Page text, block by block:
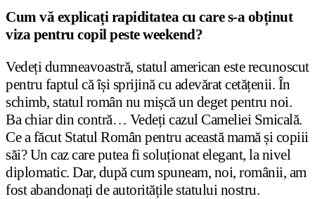
Cum vă explicați rapiditatea cu care s-a obținut
viza pentru copil peste weekend?
Vedeți dumneavoastră, statul american este recunoscut
pentru faptul că își sprijină cu adevărat cetățenii. În
schimb, statul român nu mișcă un deget pentru noi.
Ba chiar din contră… Vedeți cazul Cameliei Smicală.
Ce a făcut Statul Român pentru această mamă și copiii
săi? Un caz care putea fi soluționat elegant, la nivel
diplomatic. Dar, după cum spuneam, noi, românii, am
fost abandonați de autoritățile statului nostru.